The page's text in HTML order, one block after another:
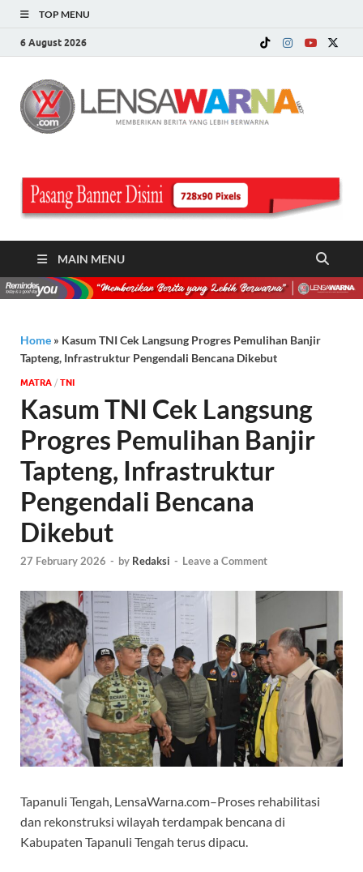
TOP MENU
6 August 2026
MAIN MENU
Home » Kasum TNI Cek Langsung Progres Pemulihan Banjir
Tapteng, Infrastruktur Pengendali Bencana Dikebut
MATRA / TNI
Kasum TNI Cek Langsung
Progres Pemulihan Banjir
Tapteng, Infrastruktur
Pengendali Bencana
Dikebut
27 February 2026 - by Redaksi - Leave a Comment
Tapanuli Tengah, LensaWarna.com–Proses rehabilitasi
dan rekonstruksi wilayah terdampak bencana di
Kabupaten Tapanuli Tengah terus dipacu.